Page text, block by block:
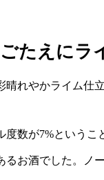
たえにラ
れやかライム仕
数が7%という
るお酒でした。ノ